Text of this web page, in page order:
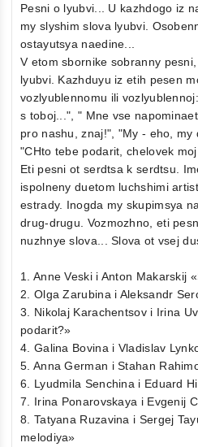
Pesni o lyubvi... U kazhdogo iz
my slyshim slova lyubvi.
ostayutsya naedine...
V etom sbornike sobranny
lyubvi. Kazhduyu iz etih pesen
vozlyublennomu ili
s toboj...", " Mne vse
pro nashu, znaj!", "My - eho, my
"CHto tebe podarit, chelovek moj
Eti pesni ot serdtsa k serdtsu.
ispolneny duetom luchshimi
estrady. Inogda my skupimsya
drug-drugu. Vozmozhno, eti
nuzhnye slova... Slova ot vsej
1. Anne Veski i Anton Makarskij
2. Olga Zarubina i Aleksandr
3. Nikolaj Karachentsov i Irina
podarit?»
4. Galina Bovina i Vladislav
5. Anna German i Stahan
6. Lyudmila Senchina i Eduard
7. Irina Ponarovskaya i Evgenij
8. Tatyana Ruzavina i Sergej
melodiya»